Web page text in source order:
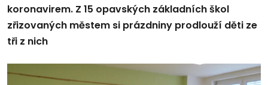
koronavirem. Z 15 opavských základních škol
zřizovaných městem si prázdniny prodlouží děti ze
tři z nich